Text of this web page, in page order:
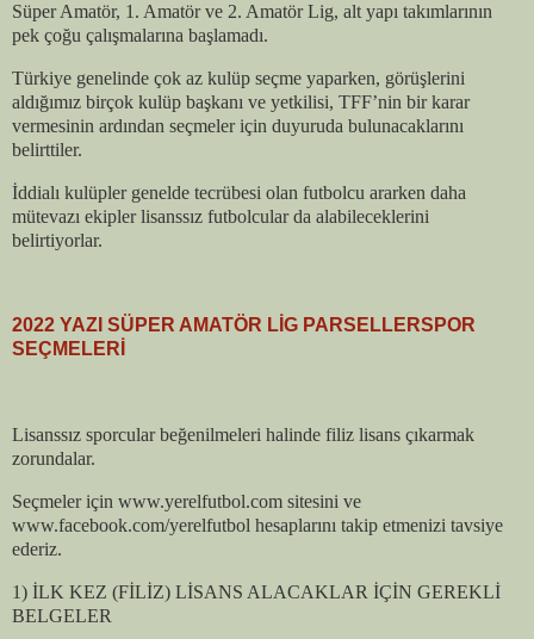
Süper Amatör, 1. Amatör ve 2. Amatör Lig, alt yapı takımlarının
pek çoğu çalışmalarına başlamadı.
Türkiye genelinde çok az kulüp seçme yaparken, görüşlerini
aldığımız birçok kulüp başkanı ve yetkilisi, TFF’nin bir karar
vermesinin ardından seçmeler için duyuruda bulunacaklarını
belirttiler.
İddialı kulüpler genelde tecrübesi olan futbolcu ararken daha
mütevazı ekipler lisanssız futbolcular da alabileceklerini
belirtiyorlar.
2022 YAZI SÜPER AMATÖR LİG PARSELLERSPOR
SEÇMELERİ
Lisanssız sporcular beğenilmeleri halinde filiz lisans çıkarmak
zorundalar.
Seçmeler için www.yerelfutbol.com sitesini ve
www.facebook.com/yerelfutbol hesaplarını takip etmenizi tavsiye
ederiz.
1) İLK KEZ (FİLİZ) LİSANS ALACAKLAR İÇİN GEREKLİ
BELGELER